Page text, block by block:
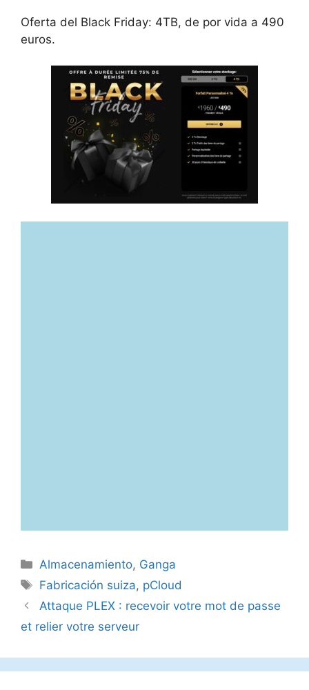
Oferta del Black Friday: 4TB, de por vida a 490
euros.
Categorías
Almacenamiento, Ganga
Etiquetas
Fabricación suiza, pCloud
Attaque PLEX : recevoir votre mot de passe
et relier votre serveur